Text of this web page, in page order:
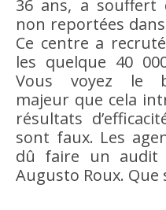
36 ans, a souffert
non reportées
Ce centre a
les quelque 40
Vous voyez le
majeur que cela
résultats
sont faux. Les
dû faire un audit
Augusto Roux. Que